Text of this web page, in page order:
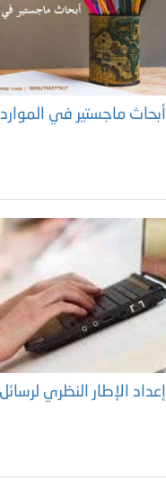
أبحاث ماجستير في الموارد
إعداد الإطار النظري